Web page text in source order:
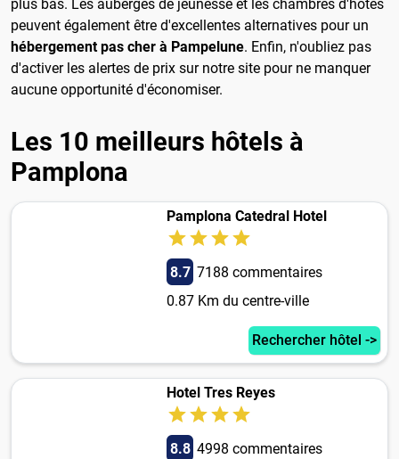
plus bas. Les auberges de jeunesse et les chambres d'hôtes
peuvent également être d'excellentes alternatives pour un
hébergement pas cher à Pampelune. Enfin, n'oubliez pas
d'activer les alertes de prix sur notre site pour ne manquer
aucune opportunité d'économiser.
Les 10 meilleurs hôtels à
Pamplona
Pamplona Catedral Hotel
8.7 7188 commentaires
0.87 Km du centre-ville
Rechercher hôtel ->
Hotel Tres Reyes
8.8 4998 commentaires